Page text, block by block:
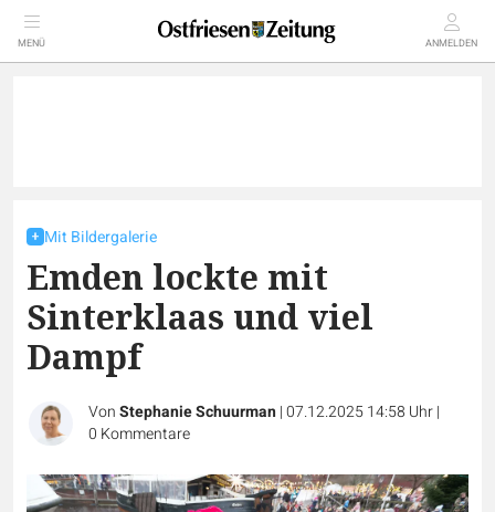
MENÜ ANMELDEN
Mit Bildergalerie
Emden lockte mit
Sinterklaas und viel
Dampf
VonStephanie Schuurman|07.12.2025 14:58 Uhr|
0 Kommentare